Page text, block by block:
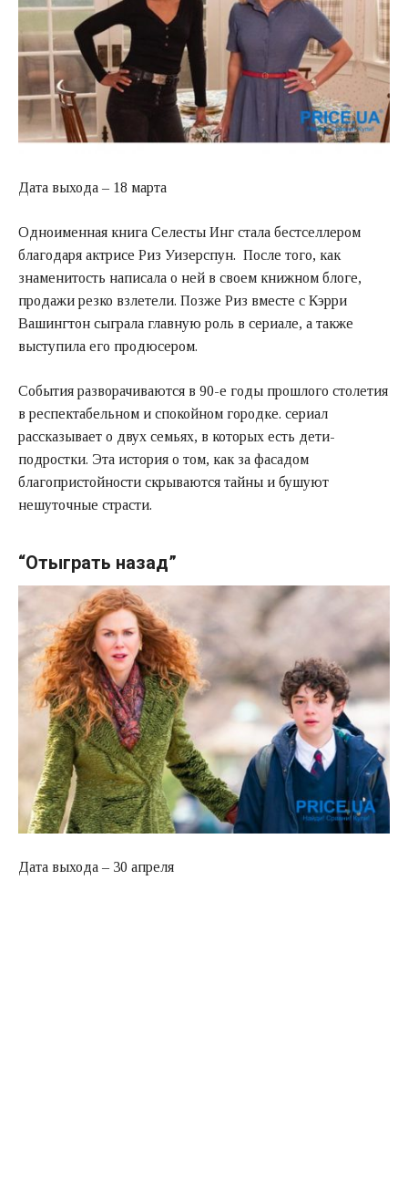
Дата выхода – 18 марта
Одноименная книга Селесты Инг стала бестселлером
благодаря актрисе Риз Уизерспун. После того, как
знаменитость написала о ней в своем книжном блоге,
продажи резко взлетели. Позже Риз вместе с Кэрри
Вашингтон сыграла главную роль в сериале, а также
выступила его продюсером.
События разворачиваются в 90-е годы прошлого столетия
в респектабельном и спокойном городке. сериал
рассказывает о двух семьях, в которых есть дети-
подростки. Эта история о том, как за фасадом
благопристойности скрываются тайны и бушуют
нешуточные страсти.
“Отыграть назад”
Дата выхода – 30 апреля